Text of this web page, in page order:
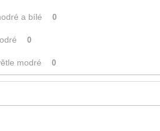
a bílé 0
0
modré 0